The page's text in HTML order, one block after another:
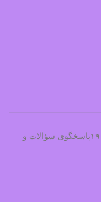
ما در حقوق یار هر ۷ روز هفته، از ۱۰صبح الی ۱۹پاسخگوی سؤالات و